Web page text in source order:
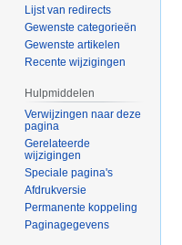
Lijst van redirects
Gewenste categorieën
Gewenste artikelen
Recente wijzigingen
Hulpmiddelen
Verwijzingen naar deze
pagina
Gerelateerde
wijzigingen
Speciale pagina's
Afdrukversie
Permanente koppeling
Paginagegevens